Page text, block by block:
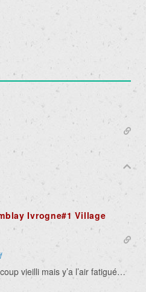
Ivrogne#1 Village
vieilli mais y’a l’air fatigué…